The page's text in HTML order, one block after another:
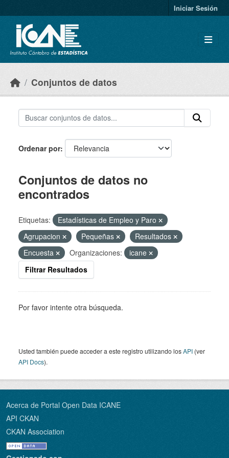
Iniciar Sesión
Conjuntos de datos
Ordenar por
Conjuntos de datos no
encontrados
Etiquetas:
Estadísticas de Empleo y Paro
Agrupacion
Pequeñas
Resultados
Encuesta
Organizaciones:
icane
Filtrar Resultados
Por favor intente otra búsqueda.
Usted también puede acceder a este registro utilizando losAPI (ver
API Docs).
Acerca de Portal Open Data ICANE
API CKAN
CKAN Association